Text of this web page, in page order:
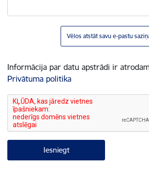
Vēlos atstāt savu e-pastu
Informācija par datu apstrādi ir
Privātuma politika